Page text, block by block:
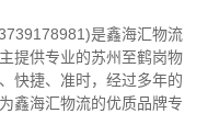
是鑫海汇物流
提供专业的苏州至鹤岗物
快捷、准时，经过多年的
鑫海汇物流的优质品牌专